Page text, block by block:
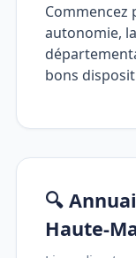
Commencez
autonomie,
bons
🔍
Haute-